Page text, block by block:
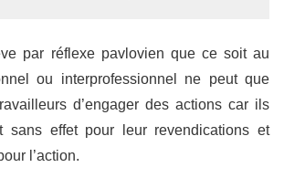
par réflexe pavlovien que ce soit au
ou interprofessionnel ne peut que
d’engager des actions car ils
sans effet pour leur revendications et
l’action.